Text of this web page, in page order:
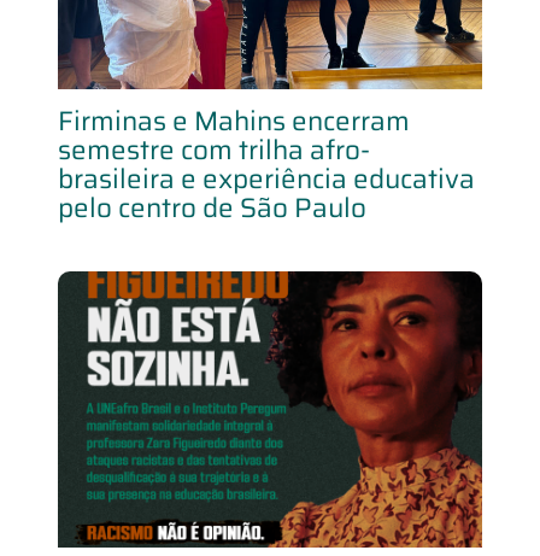
Firminas e Mahins encerram
semestre com trilha afro-
brasileira e experiência educativa
pelo centro de São Paulo